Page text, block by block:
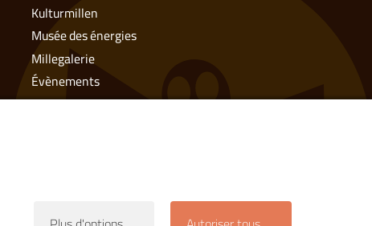
Kulturmillen
Musée des énergies
Millegalerie
Évènements
Ateliers & Cours